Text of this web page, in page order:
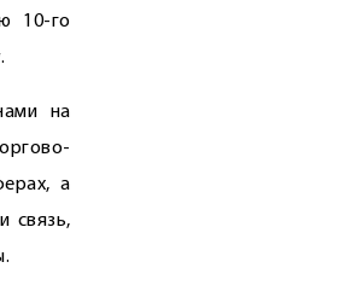
10-го
на
а
связь,